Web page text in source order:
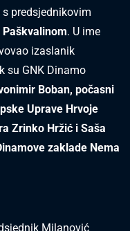
s predsjednikovim
. U ime
izaslanik
su GNK Dinamo
Boban, počasni
Uprave Hrvoje
Zrinko Hržić i Saša
zaklade Nema
Milanović